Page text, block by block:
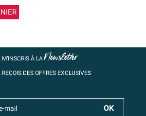
M’INSCRIS À LANewsletter
REÇOIS DES OFFRES EXCLUSIVES